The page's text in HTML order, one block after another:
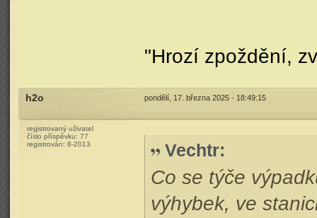
"Hrozí zpoždění,
h2o pondělí, 17. března 2025 - 18:49:15
registrovaný uživatel
číslo příspěvku: 77
registrován: 8-2013 Vechtr:
Co se týče
výhybek, ve